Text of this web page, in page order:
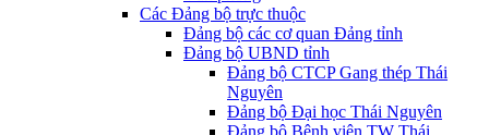
Các Đảng bộ trực thuộc
Đảng bộ các cơ quan Đảng tỉnh
Đảng bộ UBND tỉnh
Đảng bộ CTCP Gang thép Thái
Nguyên
Đảng bộ Đại học Thái Nguyên
Đảng bộ Bệnh viện TW Thái